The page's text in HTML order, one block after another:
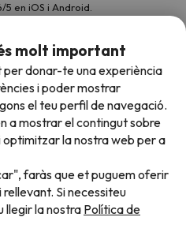
en iOS i Android.
molt important
donar-te una experiència
i poder mostrar
el teu perfil de navegació.
a mostrar el contingut sobre
optimitzar la nostra web per a
faràs que et puguem oferir
Si necessiteu
llegir la nostra Política de